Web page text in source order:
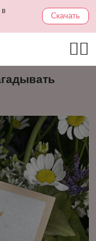
Скачать